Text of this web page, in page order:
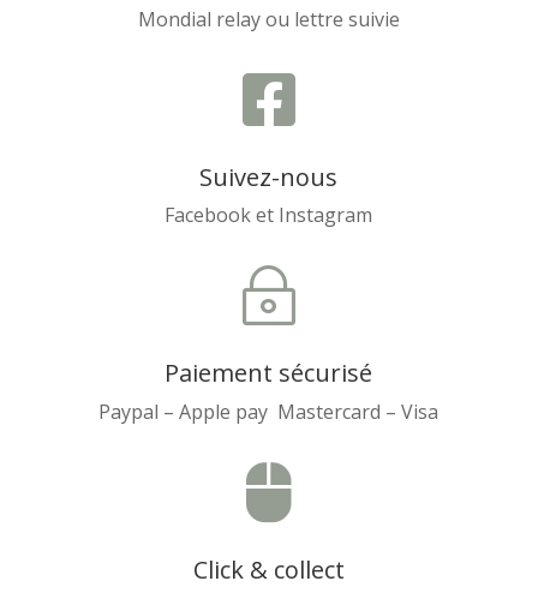
Mondial relay ou lettre suivie

Suivez-nous
Facebook et Instagram
~
Paiement sécurisé
Paypal – Apple pay Mastercard – Visa

Click & collect